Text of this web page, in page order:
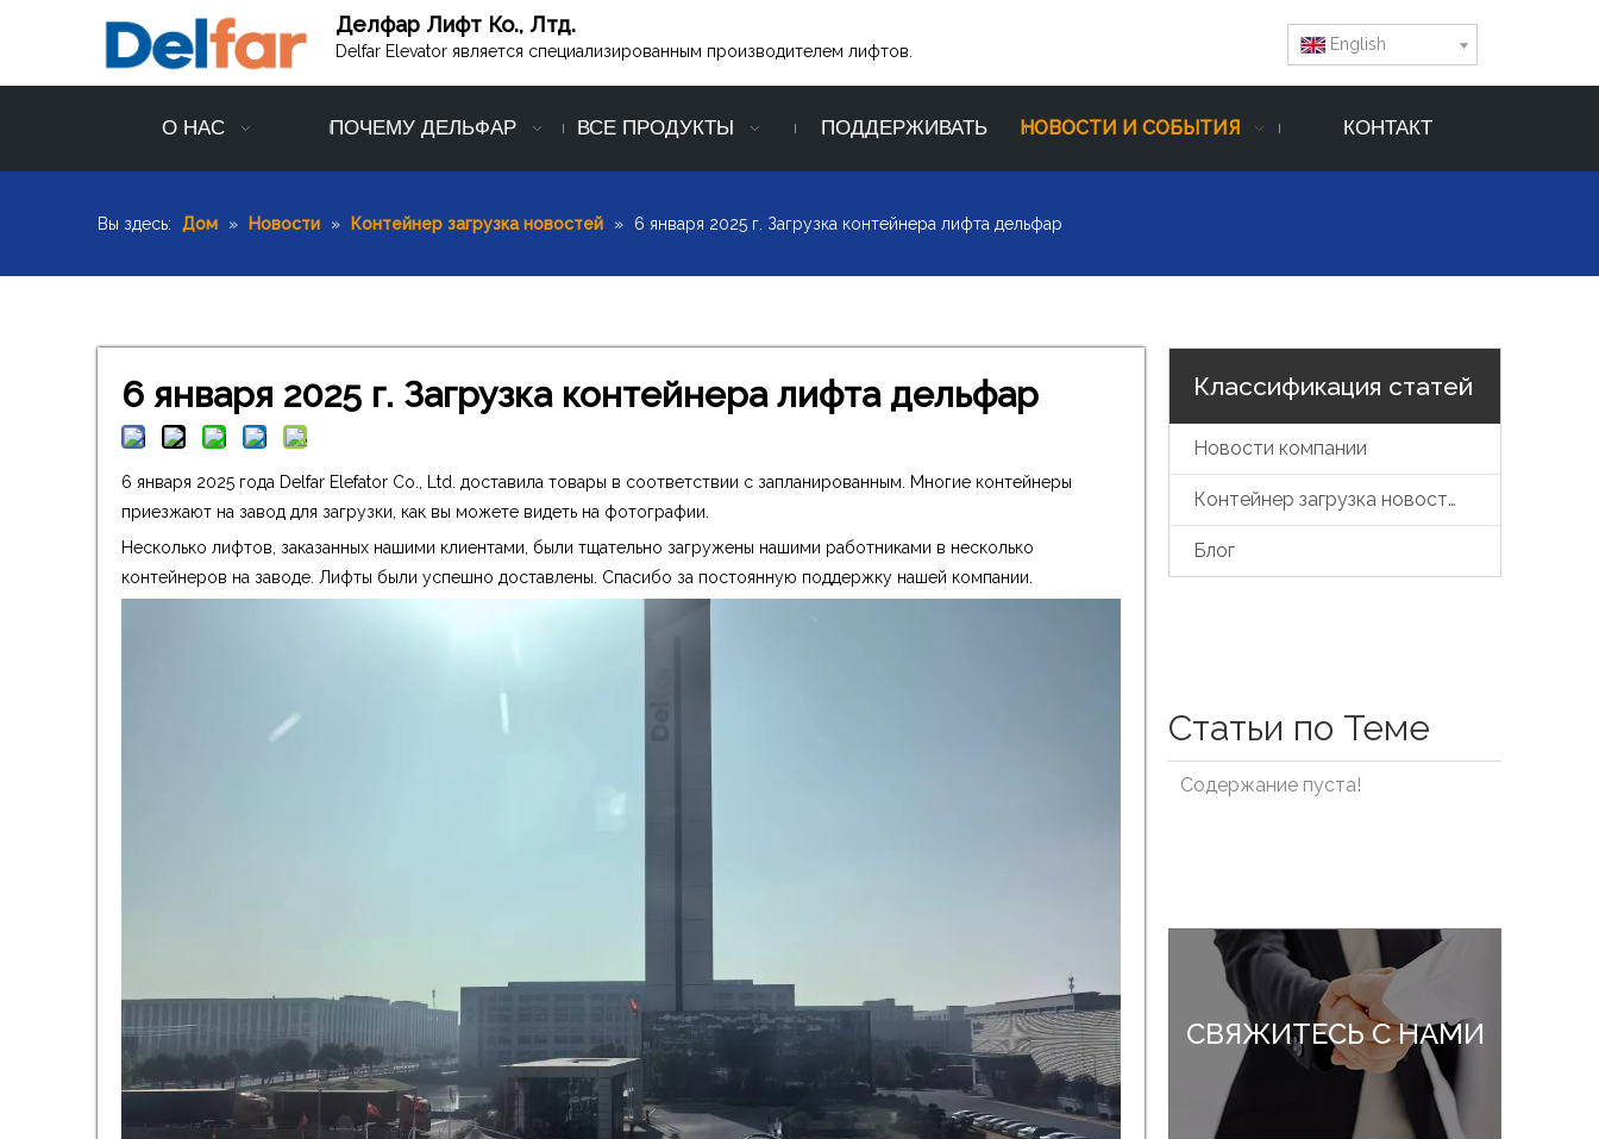
Делфар Лифт Ко., Лтд.
Delfar Elevator является специализированным производителем лифтов. English
О НАС ПОЧЕМУ ДЕЛЬФАР ВСЕ ПРОДУКТЫ ПОДДЕРЖИВАТЬ НОВОСТИ И СОБЫТИЯ КОНТАКТ
Вы здесь: Дом » Новости » Контейнер загрузка новостей » 6 января 2025 г. Загрузка контейнера лифта дельфар
6 января 2025 г. Загрузка контейнера лифта дельфар
6 января 2025 года Delfar Elefator Co., Ltd. доставила товары в соответствии с запланированным. Многие контейнеры
приезжают на завод для загрузки, как вы можете видеть на фотографии.
Несколько лифтов, заказанных нашими клиентами, были тщательно загружены нашими работниками в несколько
контейнеров на заводе. Лифты были успешно доставлены. Спасибо за постоянную поддержку нашей компании.
Классификация статей
Новости компании
Контейнер загрузка новостей
Блог
Статьи по Теме
Содержание пуста!
СВЯЖИТЕСЬ С НАМИ